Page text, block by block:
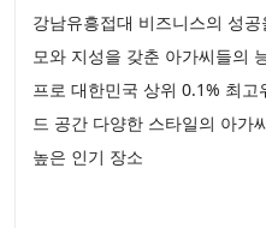
강남유흥접대 비즈니스의 성
모와 지성을 갖춘 아가씨들의
프로 대한민국 상위 0.1% 최
드 공간 다양한 스타일의 아가
높은 인기 장소